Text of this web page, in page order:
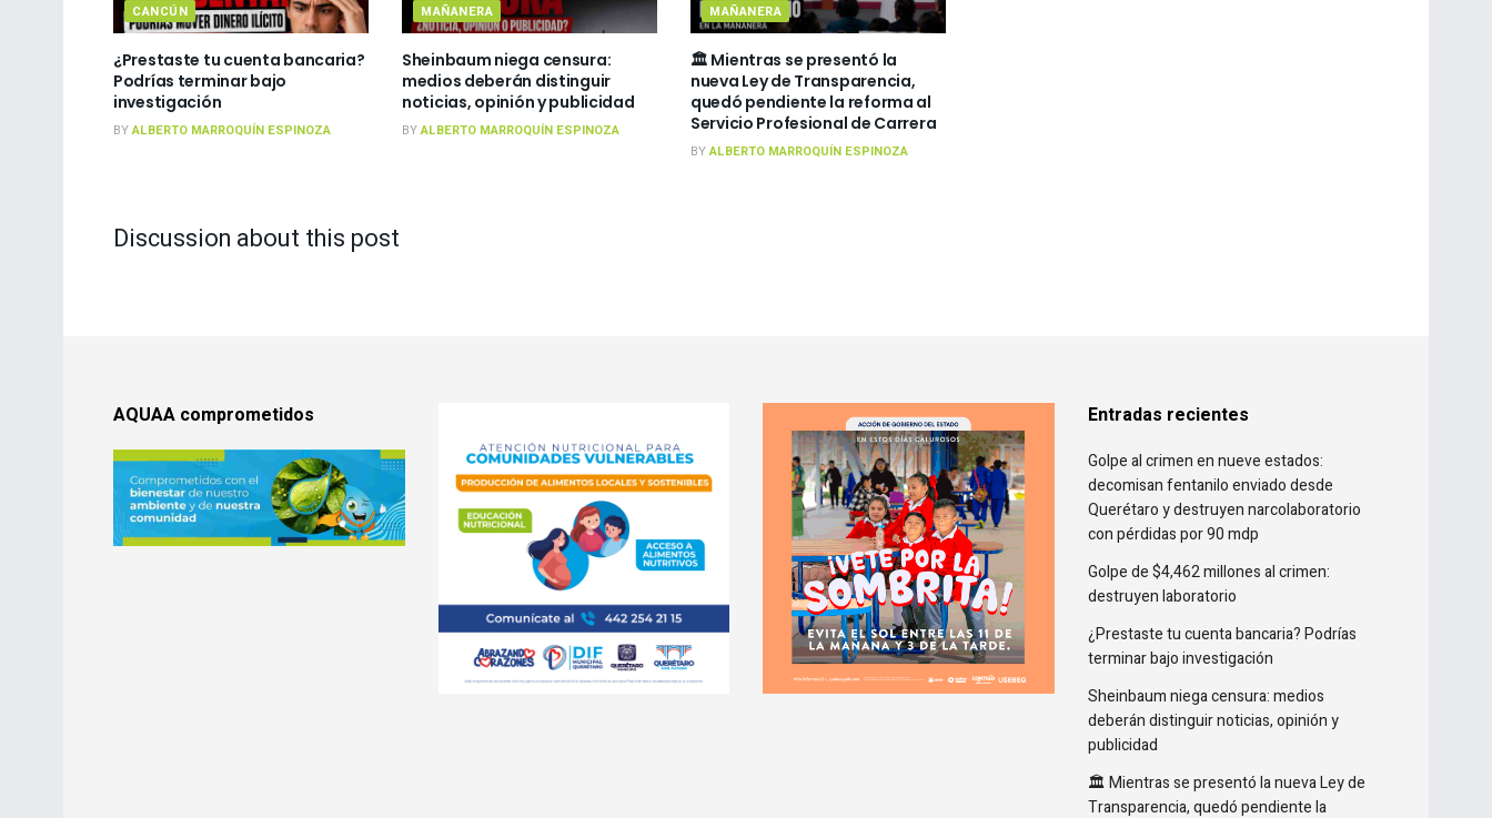
CANCÚN
¿Prestaste tu cuenta bancaria?
Podrías terminar bajo
investigación
BYALBERTO MARROQUÍN ESPINOZA
MAÑANERA
Sheinbaum niega censura:
medios deberán distinguir
noticias, opinión y publicidad
BYALBERTO MARROQUÍN ESPINOZA
MAÑANERA
🏛️ Mientras se presentó la
nueva Ley de Transparencia,
quedó pendiente la reforma al
Servicio Profesional de Carrera
BYALBERTO MARROQUÍN ESPINOZA
Discussion about this post
AQUAA comprometidos Entradas recientes
Golpe al crimen en nueve estados:
decomisan fentanilo enviado desde
Querétaro y destruyen narcolaboratorio
con pérdidas por 90 mdp
Golpe de $4,462 millones al crimen:
destruyen laboratorio
¿Prestaste tu cuenta bancaria? Podrías
terminar bajo investigación
Sheinbaum niega censura: medios
deberán distinguir noticias, opinión y
publicidad
🏛️ Mientras se presentó la nueva Ley de
Transparencia, quedó pendiente la